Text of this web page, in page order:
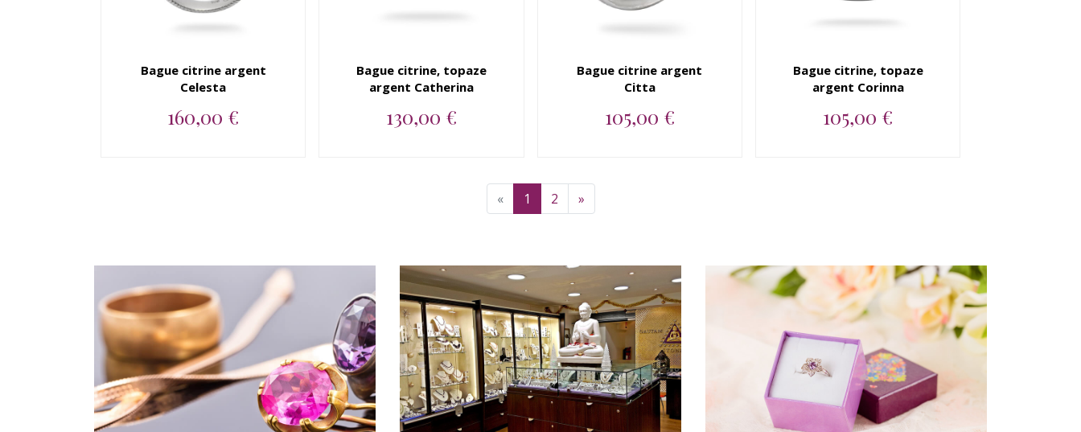
Bague citrine argent
Celesta
160,00 €
Bague citrine, topaze
argent Catherina
130,00 €
Bague citrine argent
Citta
105,00 €
Bague citrine, topaze
argent Corinna
105,00 €
« 1 2 »